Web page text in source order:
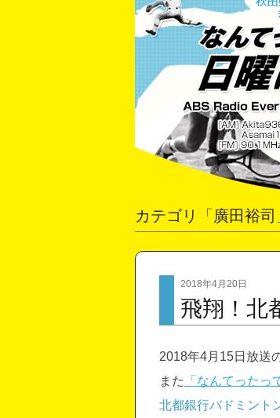
カテゴリ「廣田裕
2018年4月20日
飛翔！北
2018年4月15日放送
また
「なんてったっ
北都銀行バドミント